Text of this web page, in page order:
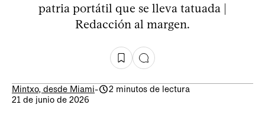
patria portátil que se lleva tatuada |
Redacción al margen.
Mintxo, desde Miami-
2 minutos de lectura
21 de junio de 2026